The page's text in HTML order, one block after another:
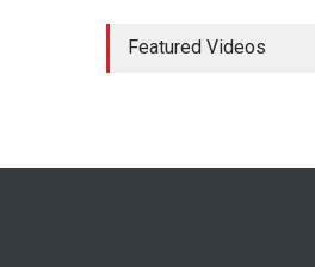
Boeing 737 MAX 9
Featured Videos